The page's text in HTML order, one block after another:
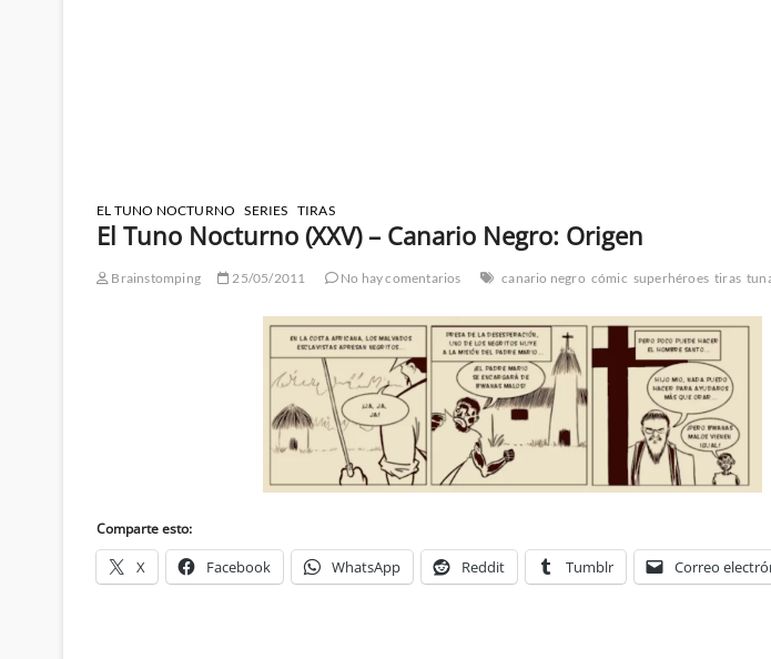
EL TUNO NOCTURNO SERIES TIRAS
El Tuno Nocturno (XXV) – Canario Negro: Origen
Brainstomping 25/05/2011 No hay comentarios canario negro cómic superhéroes tiras
Comparte esto:
X Facebook WhatsApp Reddit Tumblr Correo